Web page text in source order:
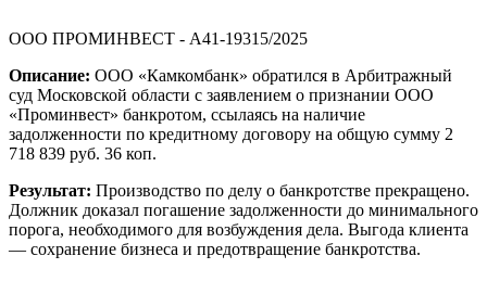
ООО ПРОМИНВЕСТ - А41-19315/2025
Описание: ООО «Камкомбанк» обратился в Арбитражный
суд Московской области с заявлением о признании ООО
«Проминвест» банкротом, ссылаясь на наличие
задолженности по кредитному договору на общую сумму 2
718 839 руб. 36 коп.
Результат: Производство по делу о банкротстве прекращено.
Должник доказал погашение задолженности до минимального
порога, необходимого для возбуждения дела. Выгода клиента
— сохранение бизнеса и предотвращение банкротства.